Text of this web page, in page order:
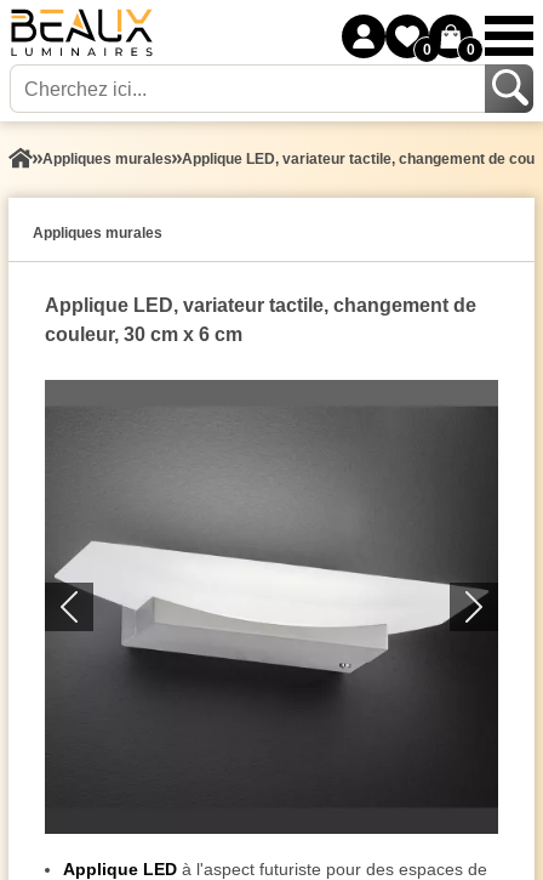
0 0
Appliques murales Applique LED, variateur tactile, changement de
Appliques murales
Applique LED, variateur tactile, changement de
couleur, 30 cm x 6 cm
Applique LED à l'aspect futuriste pour des espaces de